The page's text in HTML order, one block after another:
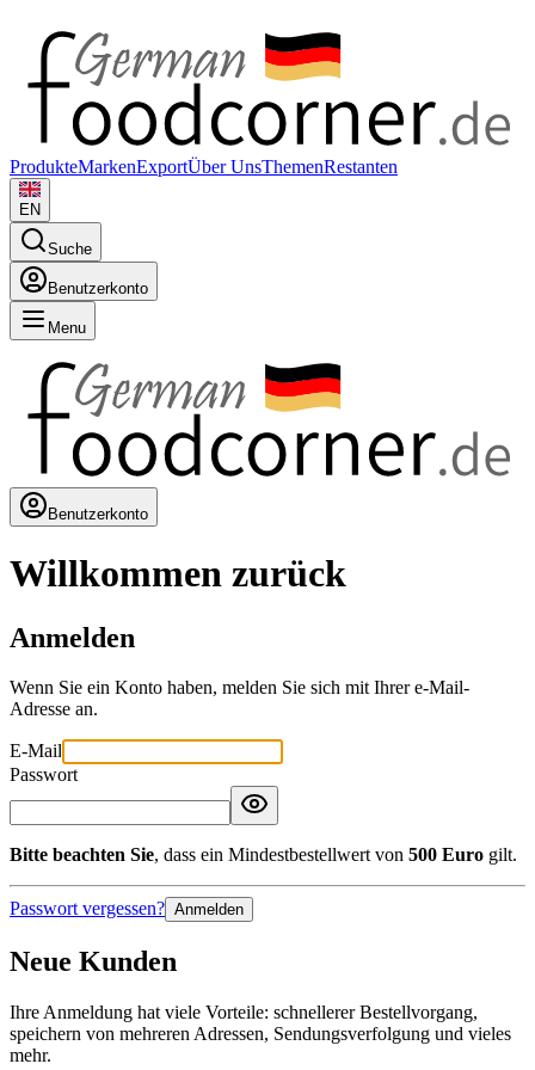
ProdukteMarkenExportÜber UnsThemenRestanten
EN
Suche
Benutzerkonto
Menu
Benutzerkonto
Willkommen zurück
Anmelden
Wenn Sie ein Konto haben, melden Sie sich mit Ihrer e-Mail-
Adresse an.
E-Mail
Passwort
Bitte beachten Sie, dass ein Mindestbestellwert von 500 Euro gilt.
Passwort vergessen? Anmelden
Neue Kunden
Ihre Anmeldung hat viele Vorteile: schnellerer Bestellvorgang,
speichern von mehreren Adressen, Sendungsverfolgung und vieles
mehr.